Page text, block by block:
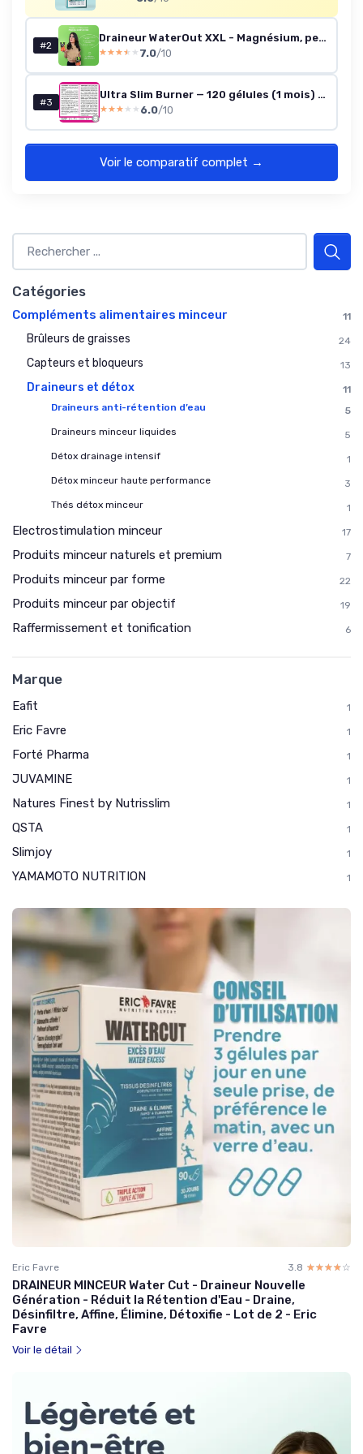
#2
Draineur WaterOut XXL - Magnésium, persil, ortie, pissenlit, artichaut - Detox - Boisson drainante et diurétique - 30 sachets, pour 30 jours - E-Book gratuit - Sensilab Slimmium
★★★★★
★★★★★ 7.0/10
#3
Ultra Slim Burner — 120 gélules (1 mois) — Complément minceur fabriqué en France
★★★★★
★★★★★ 6.0/10
Voir le comparatif complet →
Catégories
Compléments alimentaires minceur 11
Brûleurs de graisses 24
Capteurs et bloqueurs 13
Draineurs et détox
11
Draineurs anti-rétention d’eau
5
Draineurs minceur liquides
5
Détox drainage intensif
1
Détox minceur haute performance
3
Thés détox minceur
1
Electrostimulation minceur 17
Produits minceur naturels et premium 7
Produits minceur par forme 22
Produits minceur par objectif 19
Raffermissement et tonification 6
Marque
Eafit 1
Eric Favre 1
Forté Pharma 1
JUVAMINE 1
Natures Finest by Nutrisslim 1
QSTA 1
Slimjoy 1
YAMAMOTO NUTRITION 1
Eric Favre 3.8 ☆☆☆☆☆
★★★★★
DRAINEUR MINCEUR Water Cut - Draineur Nouvelle
Génération - Réduit la Rétention d'Eau - Draine,
Désinfiltre, Affine, Élimine, Détoxifie - Lot de 2 - Eric
Favre
Voir le détail